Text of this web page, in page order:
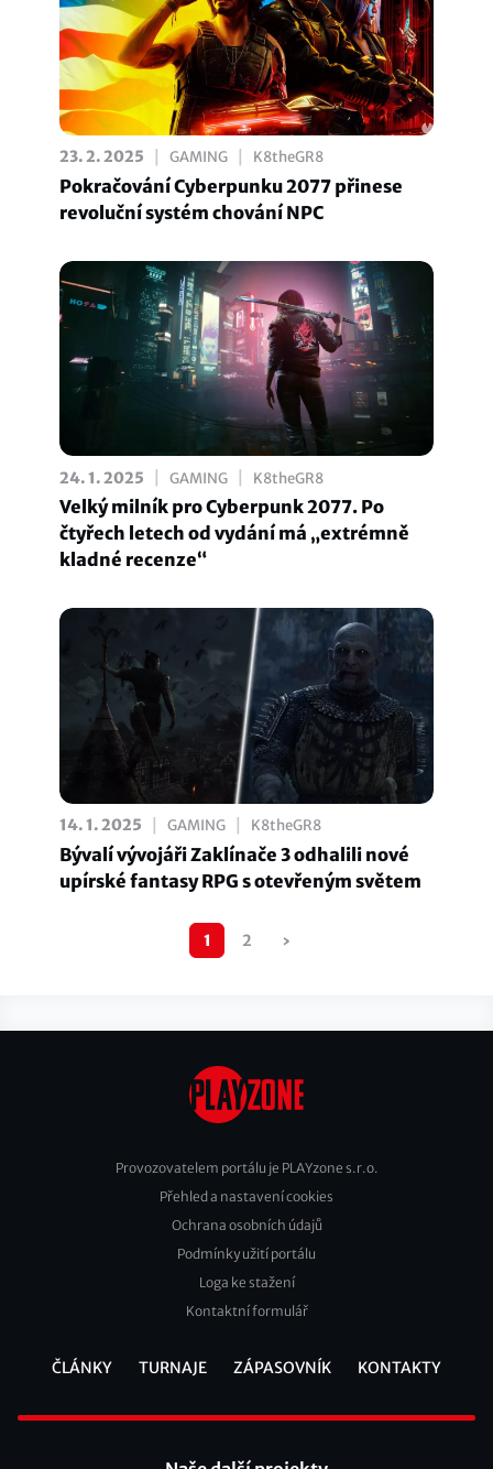
23. 2. 2025 GAMING K8theGR8
Pokračování Cyberpunku 2077 přinese
revoluční systém chování NPC
24. 1. 2025 GAMING K8theGR8
Velký milník pro Cyberpunk 2077. Po
čtyřech letech od vydání má „extrémně
kladné recenze“
14. 1. 2025 GAMING K8theGR8
Bývalí vývojáři Zaklínače 3 odhalili nové
upírské fantasy RPG s otevřeným světem
1 2 ›
Footer
Provozovatelem portálu je PLAYzone s.r.o.
Přehled a nastavení cookies
Ochrana osobních údajů
Podmínky užití portálu
Loga ke stažení
Kontaktní formulář
ČLÁNKY TURNAJE ZÁPASOVNÍK KONTAKTY